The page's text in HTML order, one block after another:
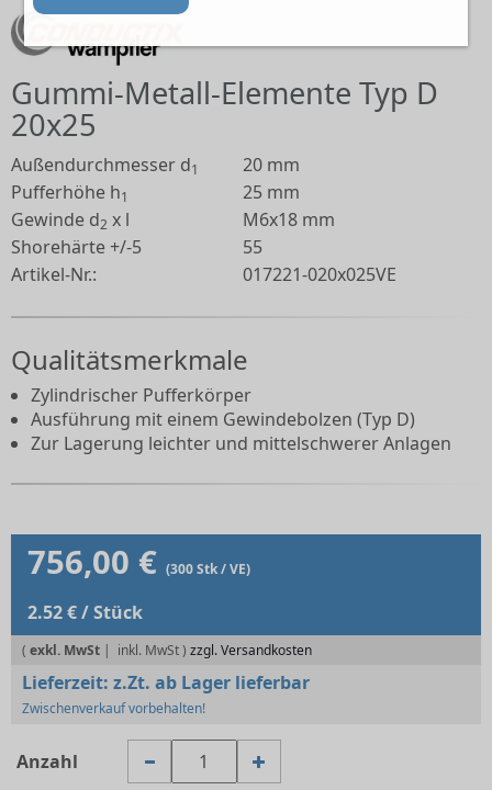
Gummi-Metall-Elemente Typ D
20x25
Außendurchmesser d1
20 mm
Pufferhöhe h1
25 mm
Gewinde d2 x l
M6x18 mm
Shorehärte +/-5
55
Artikel-Nr.:
017221-020x025VE
Qualitätsmerkmale
Zylindrischer Pufferkörper
Ausführung mit einem Gewindebolzen (Typ D)
Zur Lagerung leichter und mittelschwerer Anlagen
756,00 € (300 Stk / VE)
2.52 € / Stück
( exkl. MwSt | zzgl. Versandkosten
Lieferzeit: z.Zt. ab Lager lieferbar
Zwischenverkauf vorbehalten!
Anzahl